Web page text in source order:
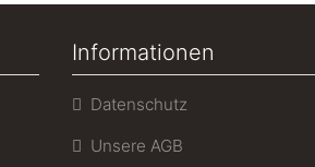
Informationen
Datenschutz
Unsere AGB